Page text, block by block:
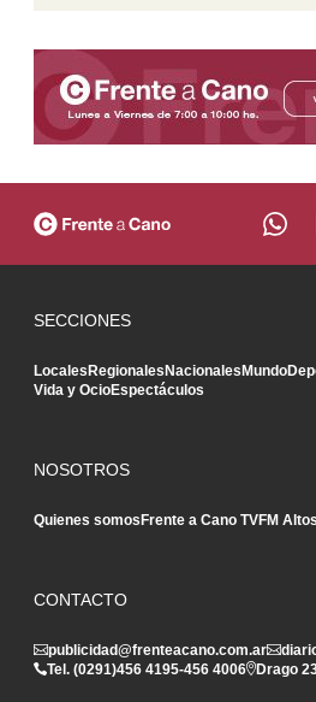
SECCIONES
Locales Regionales Nacionales Mundo
Vida y OcioEspectáculos
NOSOTROS
Quienes somos Frente a Cano TVFM Altos
CONTACTO
publicidad@frenteacano.com.ar
Tel. (0291)456 4195-456 4006 Drago